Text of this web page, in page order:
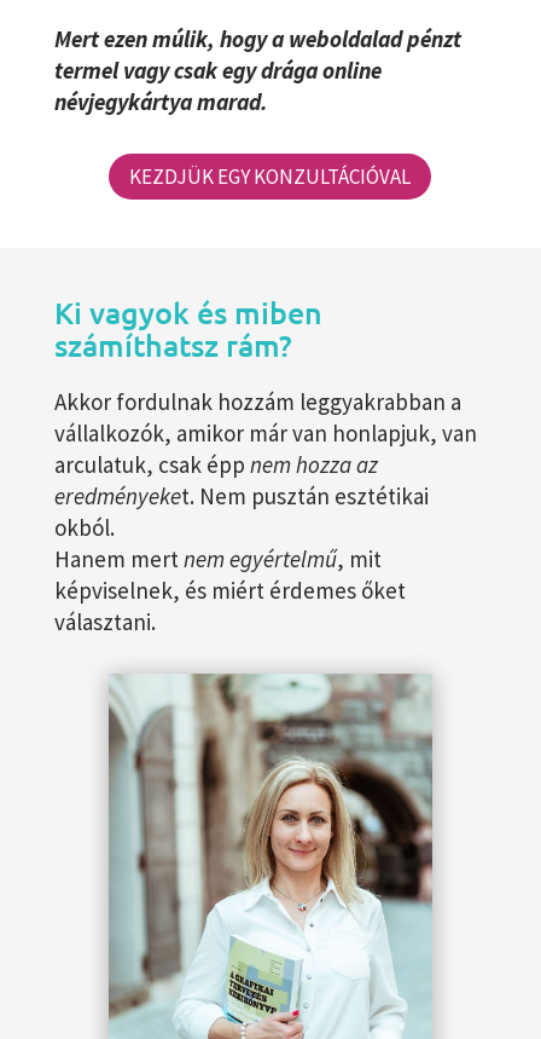
Mert ezen múlik, hogy a weboldalad pénzt
termel vagy csak egy drága online
névjegykártya marad.
KEZDJÜK EGY KONZULTÁCIÓVAL
Ki vagyok és miben
számíthatsz rám?
Akkor fordulnak hozzám leggyakrabban a
vállalkozók, amikor már van honlapjuk, van
arculatuk, csak épp nem hozza az
eredményeket. Nem pusztán esztétikai
okból.
Hanem mert nem egyértelmű, mit
képviselnek, és miért érdemes őket
választani.